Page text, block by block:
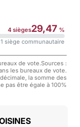
4 sièges29,47 %
1 siège communautaire
de vote.Sources :
les bureaux de vote.
la somme des
pas être égale à 100%